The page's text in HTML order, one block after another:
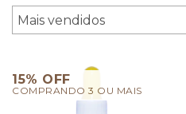
15% OFF
COMPRANDO 3 OU MAIS